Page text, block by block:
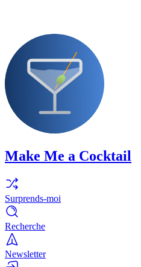
Make Me a Cocktail
Surprends-moi
Recherche
Newsletter